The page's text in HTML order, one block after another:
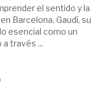
el sentido y la
Barcelona. Gaudí, su
esencial como un
a través ...